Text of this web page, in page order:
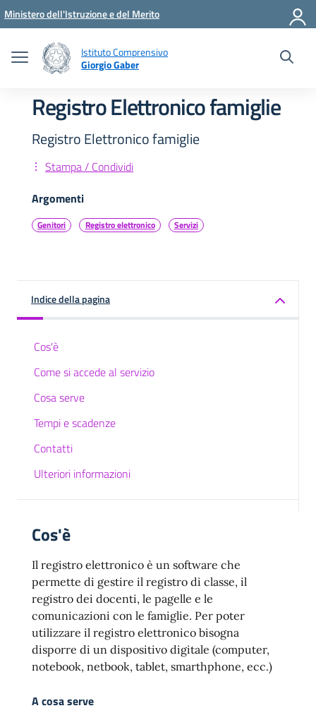
Vai ai contenuti
Vai al menu di navigazione
Vai al footer
Ministero dell'Istruzione e del Merito
Istituto Comprensivo
Giorgio Gaber
Registro Elettronico famiglie
Registro Elettronico famiglie
Stampa / Condividi
Argomenti
Genitori Registro elettronico Servizi
Indice della pagina
Cos'è
Come si accede al servizio
Cosa serve
Tempi e scadenze
Contatti
Ulteriori informazioni
Cos'è
Il registro elettronico è un software che
permette di gestire il registro di classe, il
registro dei docenti, le pagelle e le
comunicazioni con le famiglie. Per poter
utilizzare il registro elettronico bisogna
disporre di un dispositivo digitale (computer,
notebook, netbook, tablet, smarthphone, ecc.)
A cosa serve